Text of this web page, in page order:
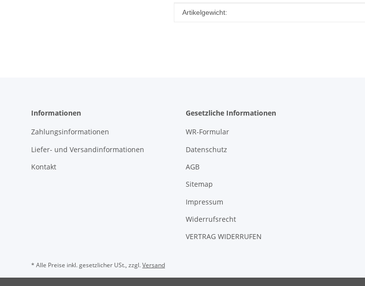
Produkteigenschaft
Wert
Artikelgewicht:
Informationen
Zahlungsinformationen
Liefer- und Versandinformationen
Kontakt
Gesetzliche Informationen
WR-Formular
Datenschutz
AGB
Sitemap
Impressum
Widerrufsrecht
VERTRAG WIDERRUFEN
* Alle Preise inkl. gesetzlicher USt., zzgl.Versand